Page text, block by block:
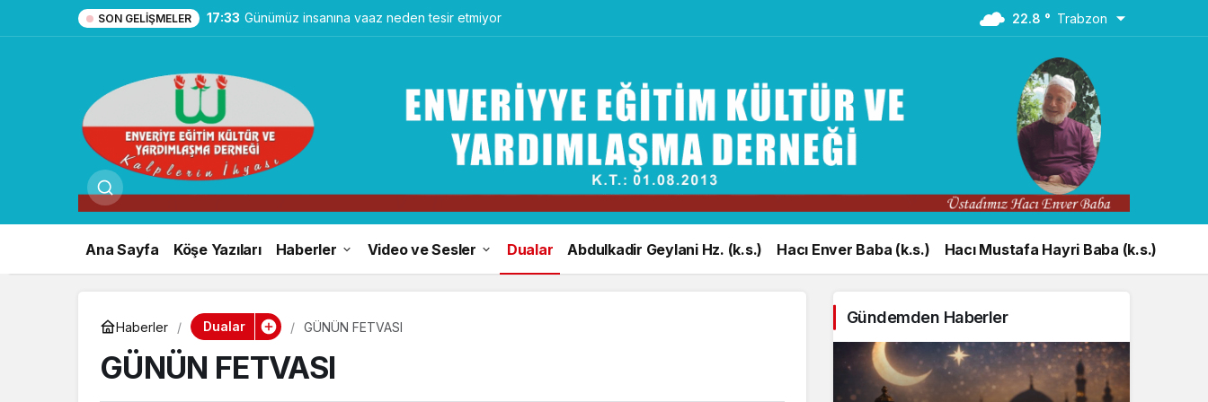
SON GELIŞMELER 17:33 Günümüz insanına vaaz neden tesir etmiyor 22.8 ° Trabzon
Ana Sayfa Köşe Yazıları Haberler Video ve Sesler Dualar Abdulkadir Geylani Hz. (k.s.) Hacı Enver Baba (k.s.) Hacı Mustafa Hayri Baba (k.s.)
Haberler Dualar GÜNÜN FETVASI
GÜNÜN FETVASI
Gündemden Haberler